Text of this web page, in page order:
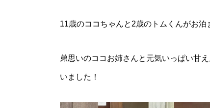
11歳のココちゃんと2歳のトムくんがお
弟思いのココお姉さんと元気いっぱい甘
いました！